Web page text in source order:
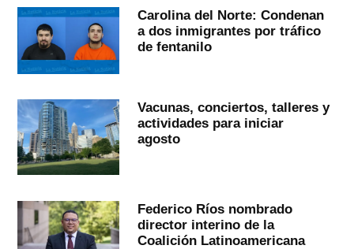
Carolina del Norte: Condenan
a dos inmigrantes por tráfico
de fentanilo
Vacunas, conciertos, talleres y
actividades para iniciar
agosto
Federico Ríos nombrado
director interino de la
Coalición Latinoamericana